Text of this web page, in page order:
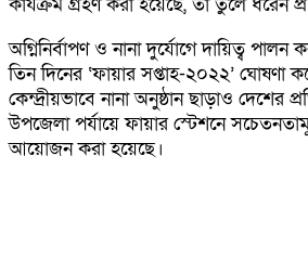
অগ্নিনির্বাপণ ও নানা দুর্যোগে দায়িত্ব পালন
তিন দিনের ‘ফায়ার সপ্তাহ-২০২২’ ঘোষণা
কেন্দ্রীয়ভাবে নানা অনুষ্ঠান ছাড়াও দেশের
উপজেলা পর্যায়ে ফায়ার স্টেশনে
আয়োজন করা হয়েছে।